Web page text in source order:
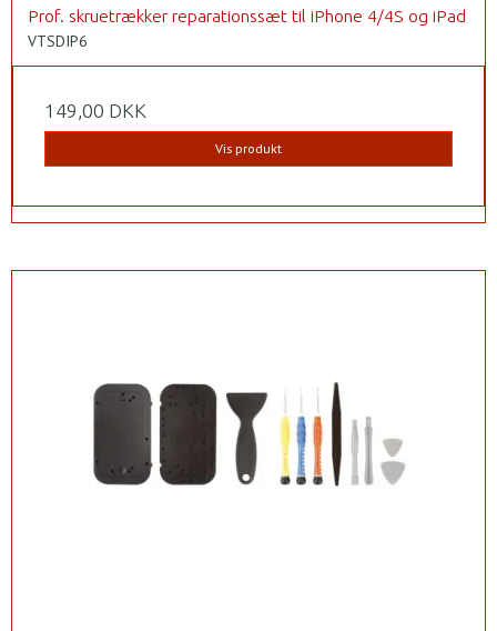
Prof. skruetrækker reparationssæt til iPhone 4/4S og iPad
VTSDIP6
149,00 DKK
Vis produkt